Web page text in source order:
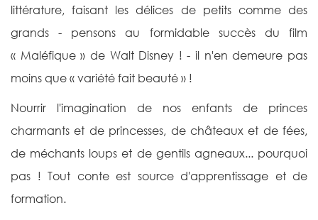
littérature, faisant les délices de petits comme des
grands - pensons au formidable succès du film
« Maléfique » de Walt Disney ! - il n'en demeure pas
moins que « variété fait beauté » !
Nourrir l'imagination de nos enfants de princes
charmants et de princesses, de châteaux et de fées,
de méchants loups et de gentils agneaux... pourquoi
pas ! Tout conte est source d'apprentissage et de
formation.